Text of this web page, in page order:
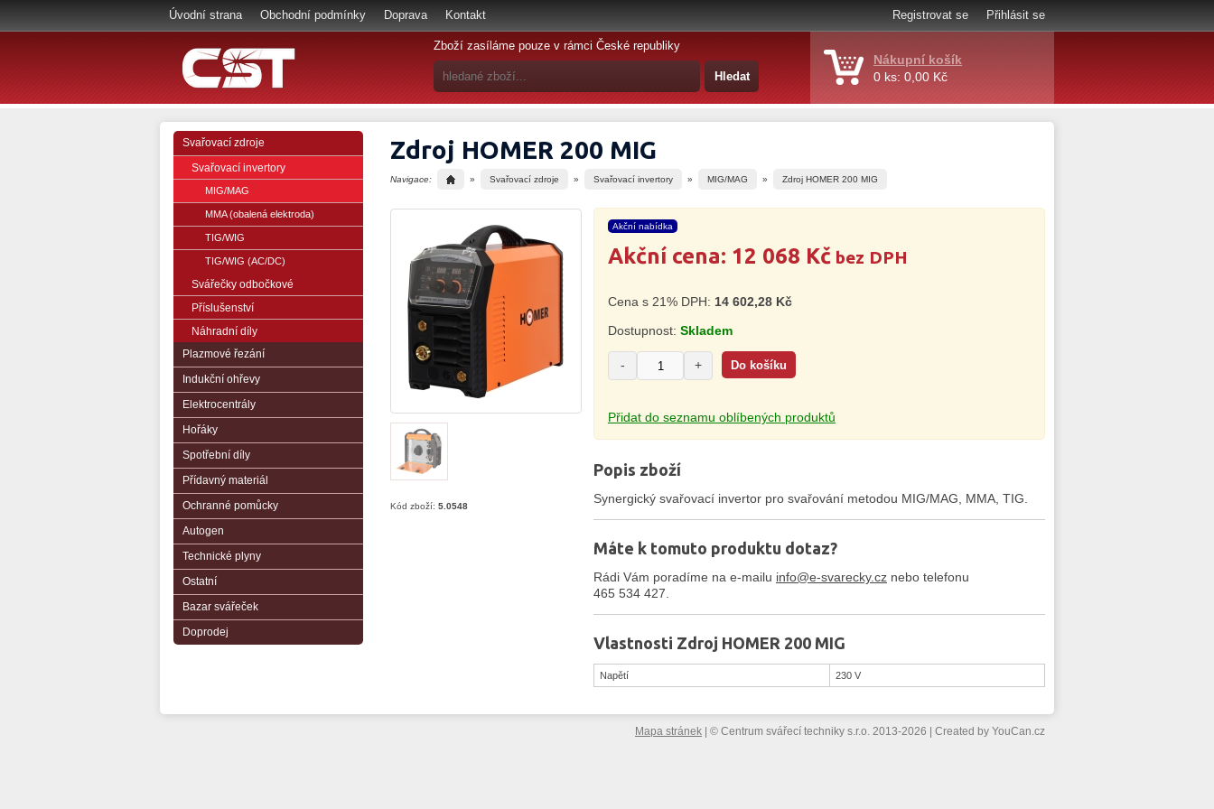
Úvodní strana Obchodní podmínky Doprava Kontakt Registrovat se Přihlásit se
Zboží zasíláme pouze v rámci České republiky
Nákupní košík
0 ks: 0,00 Kč
Svařovací zdroje
Svařovací invertory
MIG/MAG
MMA (obalená elektroda)
TIG/WIG
TIG/WIG (AC/DC)
Svářečky odbočkové
Příslušenství
Náhradní díly
Plazmové řezání
Indukční ohřevy
Elektrocentrály
Hořáky
Spotřební díly
Přídavný materiál
Ochranné pomůcky
Autogen
Technické plyny
Ostatní
Bazar svářeček
Doprodej
Zdroj HOMER 200 MIG
Navigace: » Svařovací zdroje » Svařovací invertory » MIG/MAG » Zdroj HOMER 200 MIG
Kód zboží: 5.0548
Akční nabídka
Akční cena: 12 068 Kč bez DPH
Cena s 21% DPH: 14 602,28 Kč
Dostupnost: Skladem
- +
Přidat do seznamu oblíbených produktů
Popis zboží
Synergický svařovací invertor pro svařování metodou MIG/MAG, MMA, TIG.
Máte k tomuto produktu dotaz?
Rádi Vám poradíme na e-mailu info@e-svarecky.cz nebo telefonu
465 534 427.
Vlastnosti Zdroj HOMER 200 MIG
Napětí 230 V
Mapa stránek | © Centrum svářecí techniky s.r.o. 2013-2026 | Created by YouCan.cz